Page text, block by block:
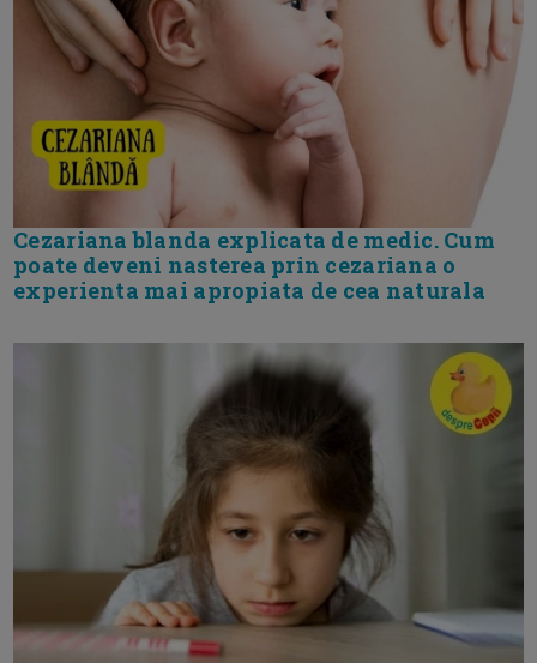
Cezariana blanda explicata de medic. Cum
poate deveni nasterea prin cezariana o
experienta mai apropiata de cea naturala